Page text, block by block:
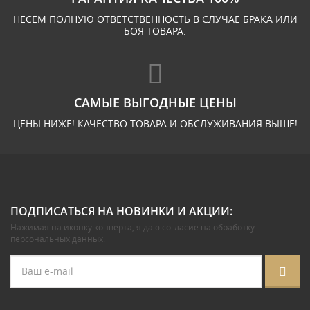
НЕСЕМ ПОЛНУЮ ОТВЕТСТВЕННОСТЬ В СЛУЧАЕ БРАКА ИЛИ
БОЯ ТОВАРА.
САМЫЕ ВЫГОДНЫЕ ЦЕНЫ
ЦЕНЫ НИЖЕ! КАЧЕСТВО ТОВАРА И ОБСЛУЖИВАНИЯ ВЫШЕ!
ПОДПИСАТЬСЯ НА НОВИНКИ И АКЦИИ:
Нажимая на иконку конверта, я даю согласие на обработку
персональных данных.